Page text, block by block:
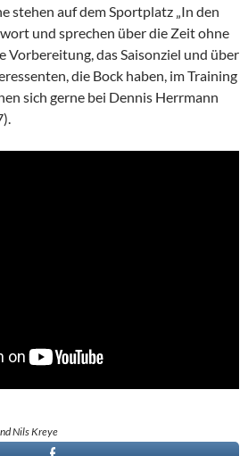
stehen auf dem Sportplatz „In den
und sprechen über die Zeit ohne
Vorbereitung, das Saisonziel und über
die Bock haben, im Training
sich gerne bei Dennis Herrmann
Nils Kreye